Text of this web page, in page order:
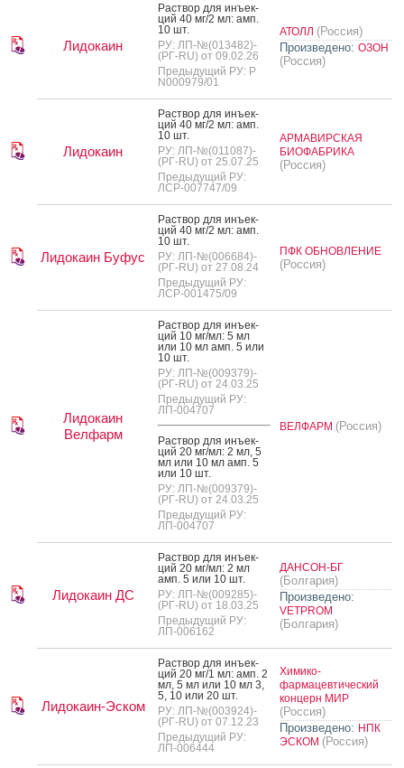
Лидокаин
Рас­твор для инъ­ек­
ций 40 мг/2 мл: амп.
10 шт.
РУ: ЛП-№(013482)-
(РГ-RU) от 09.02.26
Предыдущий РУ: Р
N000979/01
АТОЛЛ (Россия)
Произведено: ОЗОН
(Россия)
Лидокаин
Рас­твор для инъ­ек­
ций 40 мг/2 мл: амп.
10 шт.
РУ: ЛП-№(011087)-
(РГ-RU) от 25.07.25
Предыдущий РУ:
ЛСР-007747/09
АРМАВИРСКАЯ
БИОФАБРИКА
(Россия)
Лидокаин Буфус
Рас­твор для инъ­ек­
ций 40 мг/2 мл: амп.
10 шт.
РУ: ЛП-№(006684)-
(РГ-RU) от 27.08.24
Предыдущий РУ:
ЛСР-001475/09
ПФК ОБНОВЛЕНИЕ
(Россия)
Лидокаин
Велфарм
Рас­твор для инъ­ек­
ций 10 мг/мл: 5 мл
или 10 мл амп. 5 или
10 шт.
РУ: ЛП-№(009379)-
(РГ-RU) от 24.03.25
Предыдущий РУ:
ЛП-004707
Рас­твор для инъ­ек­
ций 20 мг/мл: 2 мл, 5
мл или 10 мл амп. 5
или 10 шт.
РУ: ЛП-№(009379)-
(РГ-RU) от 24.03.25
Предыдущий РУ:
ЛП-004707
ВЕЛФАРМ (Россия)
Лидокаин ДС
Рас­твор для инъ­ек­
ций 20 мг/мл: 2 мл
амп. 5 или 10 шт.
РУ: ЛП-№(009285)-
(РГ-RU) от 18.03.25
Предыдущий РУ:
ЛП-006162
ДАНСОН-БГ
(Болгария)
Произведено:
VETPROM
(Болгария)
Лидокаин-Эском
Рас­твор для инъ­ек­
ций 20 мг/1 мл: амп. 2
мл, 5 мл или 10 мл 3,
5, 10 или 20 шт.
РУ: ЛП-№(003924)-
(РГ-RU) от 07.12.23
Предыдущий РУ:
ЛП-006444
Химико-
фармацевтический
концерн МИР
(Россия)
Произведено: НПК
ЭСКОМ (Россия)